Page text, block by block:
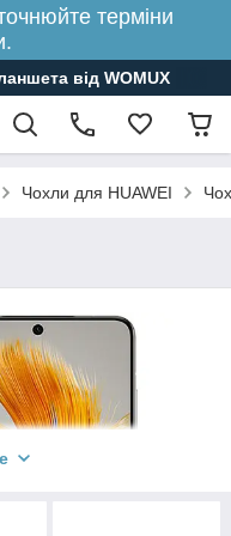
терміни
від WOMUX
Чохли для HUAWEI